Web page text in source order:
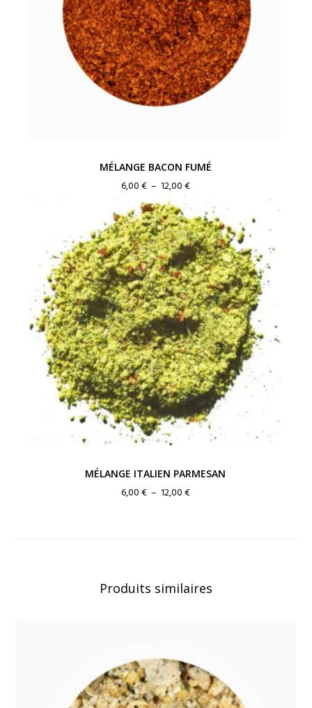
MÉLANGE BACON FUMÉ
6,00€ – 12,00€Plage
prix :
6,00 €
à
12,00 €
MÉLANGE ITALIEN PARMESAN
6,00€ – 12,00€Plage
Produits similaires